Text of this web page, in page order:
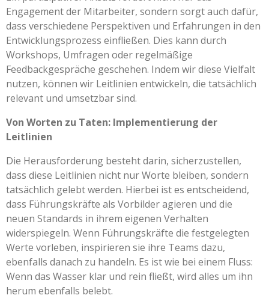
Engagement der Mitarbeiter, sondern sorgt auch dafür,
dass verschiedene Perspektiven und Erfahrungen in den
Entwicklungsprozess einfließen. Dies kann durch
Workshops, Umfragen oder regelmäßige
Feedbackgespräche geschehen. Indem wir diese Vielfalt
nutzen, können wir Leitlinien entwickeln, die tatsächlich
relevant und umsetzbar sind.
Von Worten zu Taten: Implementierung der
Leitlinien
Die Herausforderung besteht darin, sicherzustellen,
dass diese Leitlinien nicht nur Worte bleiben, sondern
tatsächlich gelebt werden. Hierbei ist es entscheidend,
dass Führungskräfte als Vorbilder agieren und die
neuen Standards in ihrem eigenen Verhalten
widerspiegeln. Wenn Führungskräfte die festgelegten
Werte vorleben, inspirieren sie ihre Teams dazu,
ebenfalls danach zu handeln. Es ist wie bei einem Fluss:
Wenn das Wasser klar und rein fließt, wird alles um ihn
herum ebenfalls belebt.